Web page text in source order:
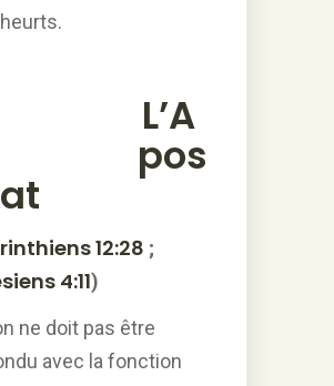
L’A
pos
12:28 ;
4:11)
ne doit pas être
avec la fonction